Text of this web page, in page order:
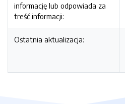
informację lub odpowiada za
treść informacji:
Ostatnia aktualizacja: